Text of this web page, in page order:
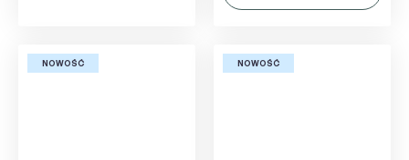
NOWOŚĆ NOWOŚĆ